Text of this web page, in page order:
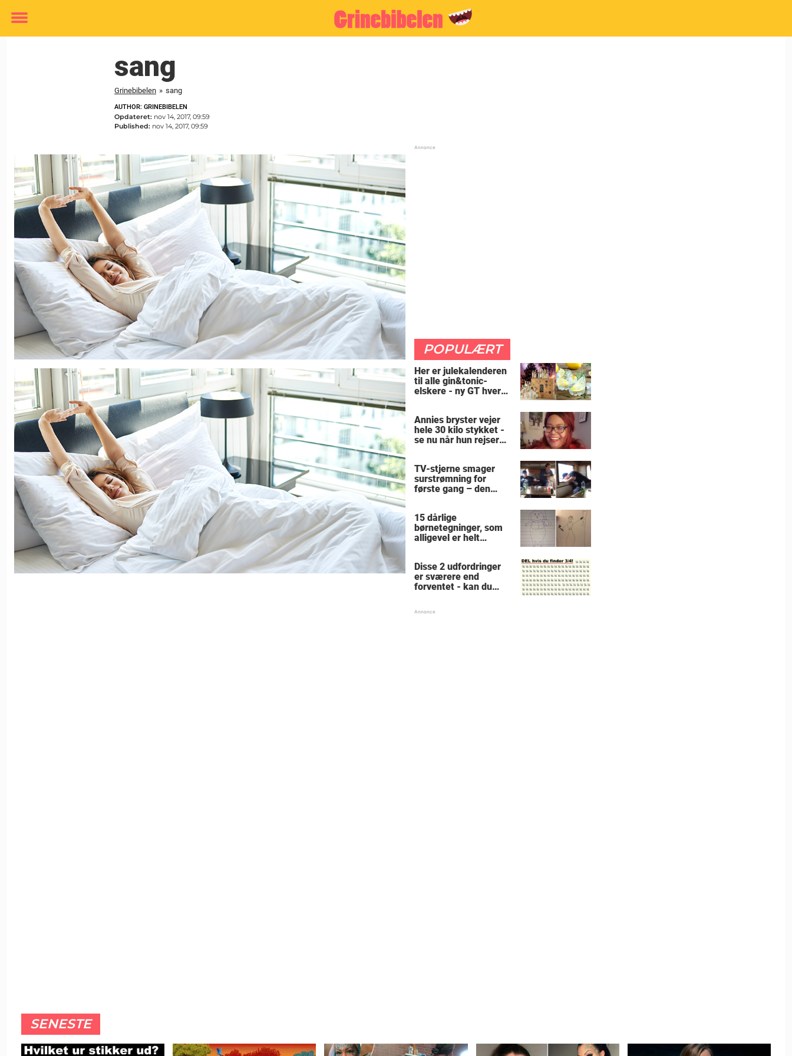
Toggle
sang
Grinebibelen » sang
AUTHOR: GRINEBIBELEN
Opdateret: nov 14, 2017, 09:59
Published: nov 14, 2017, 09:59
POPULÆRT
Her er julekalenderen
til alle gin&tonic-
elskere - ny GT hver
Annies bryster vejer
hele 30 kilo stykket -
se nu når hun rejser
TV-stjerne smager
surstrømning for
første gang – den
skrige af grin
15 dårlige
børnetegninger, som
alligevel er helt
Picasso
Disse 2 udfordringer
er sværere end
forventet - kan du
SENESTE